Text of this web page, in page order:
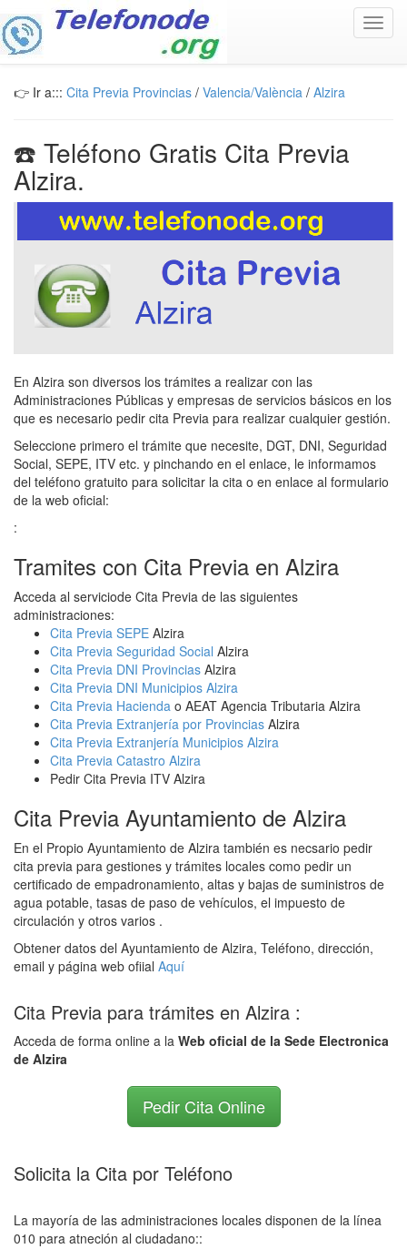
👉 Ir a::: Cita Previa Provincias / Valencia/València / Alzira
☎️ Teléfono Gratis Cita Previa
Alzira.
En Alzira son diversos los trámites a realizar con las
Administraciones Públicas y empresas de servicios básicos en los
que es necesario pedir cita Previa para realizar cualquier gestión.
Seleccione primero el trámite que necesite, DGT, DNI, Seguridad
Social, SEPE, ITV etc. y pinchando en el enlace, le informamos
del teléfono gratuito para solicitar la cita o en enlace al formulario
de la web oficial:
:
Tramites con Cita Previa en Alzira
Acceda al serviciode Cita Previa de las siguientes
administraciones:
Cita Previa SEPE Alzira
Cita Previa Seguridad Social Alzira
Cita Previa DNI Provincias Alzira
Cita Previa DNI Municipios Alzira
Cita Previa Hacienda o AEAT Agencia Tributaria Alzira
Cita Previa Extranjería por Provincias Alzira
Cita Previa Extranjería Municipios Alzira
Cita Previa Catastro Alzira
Pedir Cita Previa ITV Alzira
Cita Previa Ayuntamiento de Alzira
En el Propio Ayuntamiento de Alzira también es necsario pedir
cita previa para gestiones y trámites locales como pedir un
certificado de empadronamiento, altas y bajas de suministros de
agua potable, tasas de paso de vehículos, el impuesto de
circulación y otros varios .
Obtener datos del Ayuntamiento de Alzira, Teléfono, dirección,
email y página web ofiial Aquí
Cita Previa para trámites en Alzira :
Acceda de forma online a la Web oficial de la Sede Electronica
de Alzira
Pedir Cita Online
Solicita la Cita por Teléfono
La mayoría de las administraciones locales disponen de la línea
010 para atneción al ciudadano::